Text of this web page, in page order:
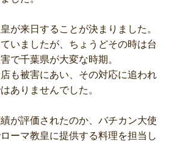
が来日することが決まりました。
いましたが、ちょうどその時は台
で千葉県が大変な時期。
も被害にあい、その対応に追われ
ありませんでした。
が評価されたのか、バチカン大使
ーマ教皇に提供する料理を担当し